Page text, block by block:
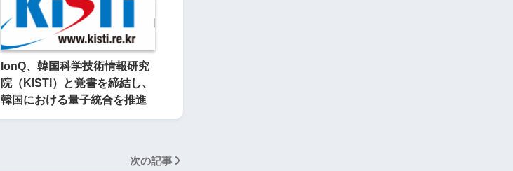
IonQ、韓国科学技術情報研究
院（KISTI）と覚書を締結し、
韓国における量子統合を推進
次の記事